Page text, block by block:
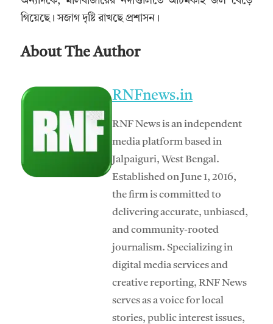
গিয়েছে। সজাগ দৃষ্টি রাখছে প্রশাসন।
About The Author
RNFnews.in
RNF News is an independent
media platform based in
Jalpaiguri, West Bengal.
Established on June 1, 2016,
the firm is committed to
delivering accurate, unbiased,
and community-rooted
journalism. Specializing in
digital media services and
creative reporting, RNF News
serves as a voice for local
stories, public interest issues,